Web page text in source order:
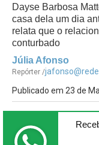
Dayse Barbosa
casa dela um dia
relata que o
conturbado
Júlia Afonso
Repórter /
Publicado em 23 de